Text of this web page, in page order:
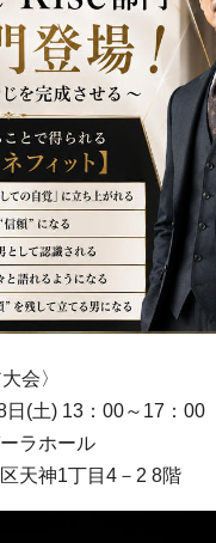
会〉
日(土) 13：00～17：00
ラホール
天神1丁目4－2 8階